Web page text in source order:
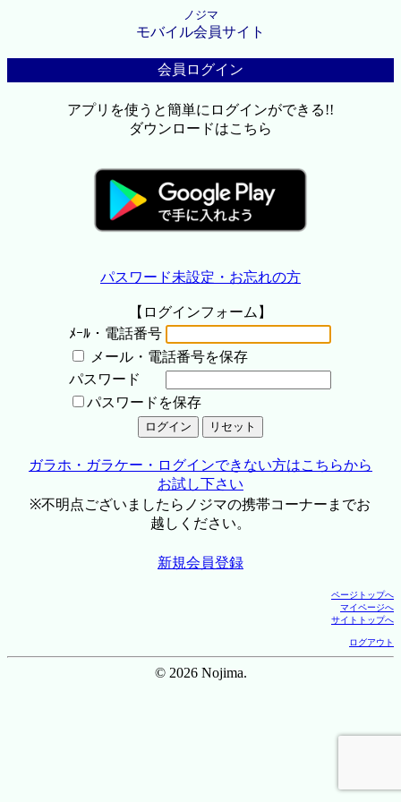
ノジマ
モバイル会員サイト
会員ログイン
アプリを使うと簡単にログインができる!!
ダウンロードはこちら
パスワード未設定・お忘れの方
【ログインフォーム】
ﾒｰﾙ・電話番号
メール・電話番号を保存
パスワード
パスワードを保存
ガラホ・ガラケー・ログインできない方はこちらから
お試し下さい
※不明点ございましたらノジマの携帯コーナーまでお
越しください。
新規会員登録
ページトップへ
マイページへ
サイトトップへ
ログアウト
© 2026 Nojima.